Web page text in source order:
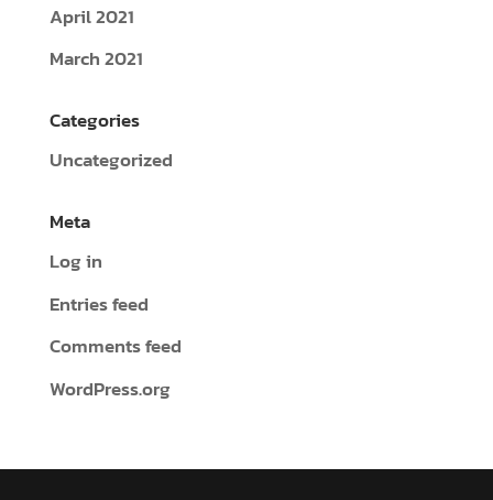
April 2021
March 2021
Categories
Uncategorized
Meta
Log in
Entries feed
Comments feed
WordPress.org